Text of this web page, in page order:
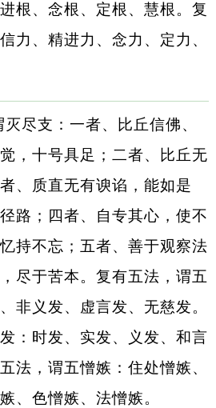
根、念根、定根、慧根。复
力、精进力、念力、定力、
尽支：一者、比丘信佛、
，十号具足；二者、比丘无
、质直无有谀谄，能如是
路；四者、自专其心，使不
持不忘；五者、善于观察法
尽于苦本。复有五法，谓五
非义发、虚言发、无慈发。
：时发、实发、义发、和言
法，谓五憎嫉：住处憎嫉、
、色憎嫉、法憎嫉。